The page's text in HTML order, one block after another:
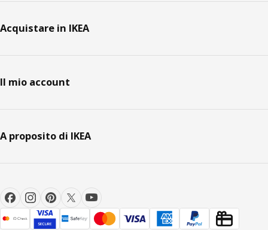
Acquistare in IKEA
Il mio account
A proposito di IKEA